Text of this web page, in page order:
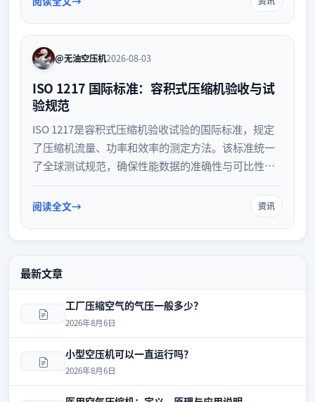
@无油空压机2026-08-03
ISO 1217 国际标准：容积式压缩机验收与试
验规范
ISO 1217是容积式压缩机验收试验的国际标准，规定
了压缩机流量、功率和效率的测定方法。该标准统一
了全球测试规范，确保性能数据的准确性与可比性，
据。
阅读全文 资讯
最新文章
工厂压缩空气的气压一般多少？
2026年8月6日
小型空压机可以一直运行吗？
2026年8月6日